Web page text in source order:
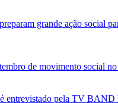
grande ação social
de movimento social
pela TV BAND